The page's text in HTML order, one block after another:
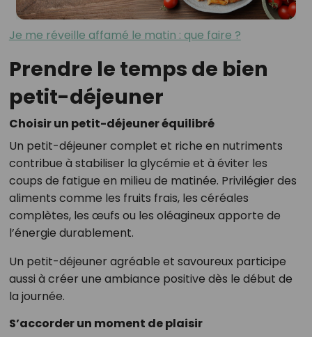
Je me réveille affamé le matin : que faire ?
Prendre le temps de bien
petit-déjeuner
Choisir un petit-déjeuner équilibré
Un petit-déjeuner complet et riche en nutriments
contribue à stabiliser la glycémie et à éviter les
coups de fatigue en milieu de matinée. Privilégier des
aliments comme les fruits frais, les céréales
complètes, les œufs ou les oléagineux apporte de
l’énergie durablement.
Un petit-déjeuner agréable et savoureux participe
aussi à créer une ambiance positive dès le début de
la journée.
S’accorder un moment de plaisir